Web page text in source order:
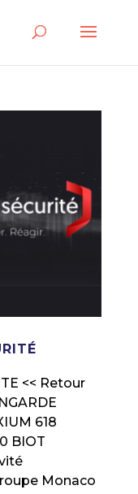
<< Retour
618
BIOT
Monaco